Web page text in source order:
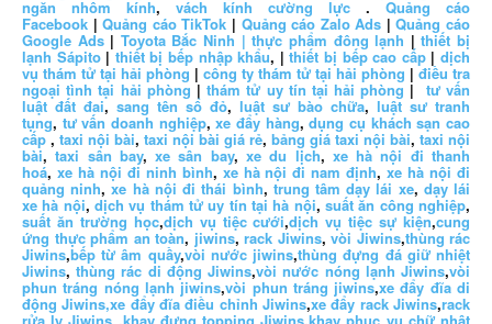
ngăn nhôm kính, vách kính cường lực .Quảng cáo
Facebook |Quảng cáo TikTok | Quảng cáo Zalo Ads |Quảng cáo
Google Ads| Toyota Bắc Ninh | thực phẩm đông lạnh |thiết bị
lạnh Sápito |thiết bị bếp nhập khẩu, |thiết bị bếp cao cấp|dịch
vụ thám tử tại hải phòng | công ty thám tử tại hải phòng |điều tra
ngoại tình tại hải phòng |thám tử uy tín tại hải phòng | tư vấn
luật đất đai, sang tên sổ đỏ, luật sư bào chữa, luật sư tranh
tụng, tư vấn doanh nghiệp,xe đẩy hàng,dụng cụ khách sạn cao
cấp, taxi nội bài, taxi nội bài giá rẻ, bảng giá taxi nội bài, taxi nội
bài,taxi sân bay,xe sân bay,xe du lịch, xe hà nội đi thanh
hoá, xe hà nội đi ninh bình, xe hà nội đi nam định,xe hà nội đi
quảng ninh,xe hà nội đi thái bình, trung tâm dạy lái xe, dạy lái
xe hà nội,dịch vụ thám tử uy tín tại hà nội,suất ăn công nghiệp,
suất ăn trường học,dịch vụ tiệc cưới,dịch vụ tiệc sự kiện,cung
ứng thực phẩm an toàn, jiwins, rack Jiwins, vòi Jiwins,thùng rác
Jiwins,bếp từ âm quầy,vòi nước jiwins,thùng đựng đá giữ nhiệt
Jiwins,thùng rác di động Jiwins,vòi nước nóng lạnh Jiwins,vòi
phun tráng nóng lạnh jiwins,vòi phun tráng jiwins,xe đẩy đĩa di
động Jiwins,xe đẩy đĩa điều chỉnh Jiwins,xe đẩy rack Jiwins,rack